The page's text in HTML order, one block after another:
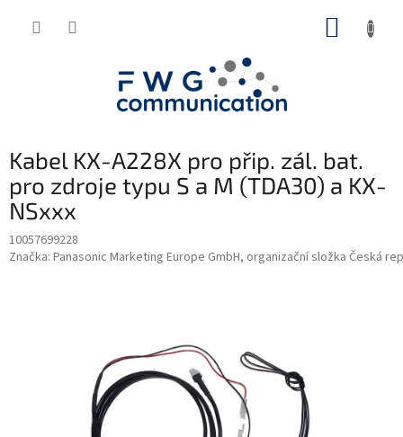
Kabel KX-A228X pro přip. zál. bat.
pro zdroje typu S a M (TDA30) a KX-
NSxxx
10057699228
Značka: Panasonic Marketing Europe GmbH, organizační složka Česká